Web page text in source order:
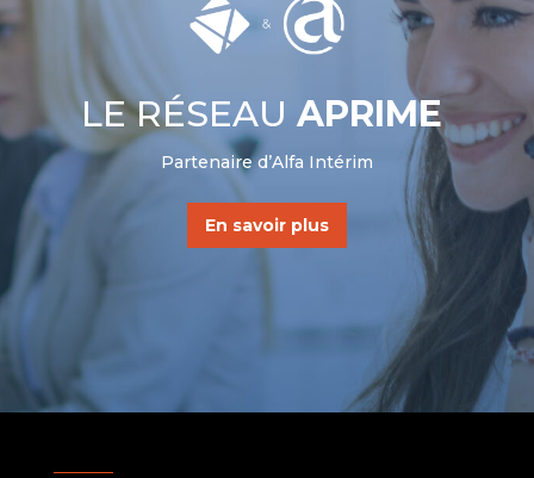
LE RÉSEAUAPRIME
Partenaire d’Alfa Intérim
En savoir plus